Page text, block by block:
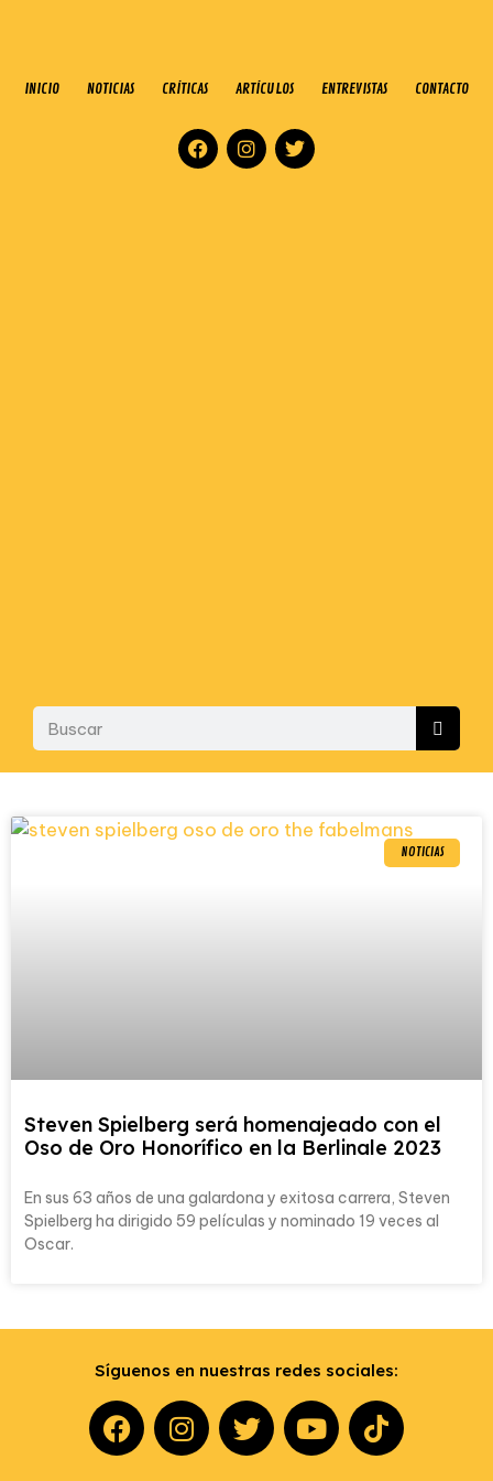
INICIO NOTICIAS CRÍTICAS ARTÍCULOS ENTREVISTAS CONTACTO
NOTICIAS
Steven Spielberg será homenajeado con el
Oso de Oro Honorífico en la Berlinale 2023
En sus 63 años de una galardona y exitosa carrera, Steven
Spielberg ha dirigido 59 películas y nominado 19 veces al
Oscar.
Síguenos en nuestras redes sociales: